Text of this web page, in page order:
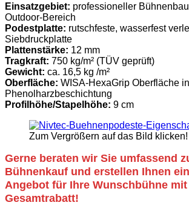
Einsatzgebiet: professioneller
Outdoor-Bereich
Podestplatte: rutschfeste, wasserfest
Siebdruckplatte
Plattenstärke: 12 mm
Tragkraft: 750 kg/m² (TÜV geprüft)
Gewicht: ca. 16,5 kg /m²
Oberfläche: WISA-HexaGrip Oberfläche
Phenolharzbeschichtung
Profilhöhe/Stapelhöhe: 9 cm
Zum Vergrößern auf das Bild klicken!
Gerne beraten wir Sie umfassend
Bühnenkauf und erstellen Ihnen
Angebot für Ihre Wunschbühne
Gesamtrabatt!